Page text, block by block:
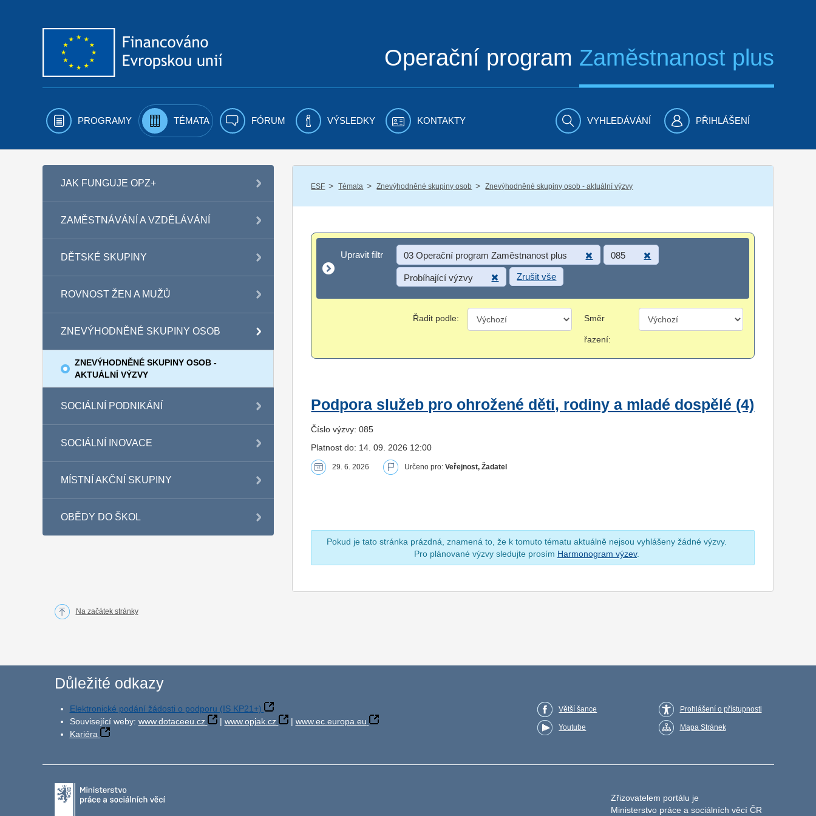
Operační program Zaměstnanost plus
PROGRAMY TÉMATA FÓRUM VÝSLEDKY KONTAKTY VYHLEDÁVÁNÍ PŘIHLÁŠENÍ
JAK FUNGUJE OPZ+
ZAMĚSTNÁVÁNÍ A VZDĚLÁVÁNÍ
DĚTSKÉ SKUPINY
ROVNOST ŽEN A MUŽŮ
ZNEVÝHODNĚNÉ SKUPINY OSOB
ZNEVÝHODNĚNÉ SKUPINY OSOB -
AKTUÁLNÍ VÝZVY
SOCIÁLNÍ PODNIKÁNÍ
SOCIÁLNÍ INOVACE
MÍSTNÍ AKČNÍ SKUPINY
OBĚDY DO ŠKOL
ESF / Témata / Znevýhodněné skupiny osob / Znevýhodněné skupiny osob - aktuální výzvy
Upravit filtr
Upravit filtr 03 Operační program Zaměstnanost plus 085
Probíhající výzvy Zrušit vše
Řadit podle: Směr
řazení:
Podpora služeb pro ohrožené děti, rodiny a mladé dospělé (4)
Číslo výzvy: 085
Platnost do: 14. 09. 2026 12:00
29. 6. 2026 Určeno pro:Veřejnost, Žadatel
Pokud je tato stránka prázdná, znamená to, že k tomuto tématu aktuálně nejsou vyhlášeny žádné výzvy.
Pro plánované výzvy sledujte prosím Harmonogram výzev.
Na začátek stránky
Důležité odkazy
Elektronické podání žádosti o podporu (IS KP21+)
Související weby: www.dotaceeu.cz | www.opjak.cz | www.ec.europa.eu
Kariéra
Větší šance
Youtube
Prohlášení o přístupnosti
Mapa Stránek
Zřizovatelem portálu je
Ministerstvo práce a sociálních věcí ČR